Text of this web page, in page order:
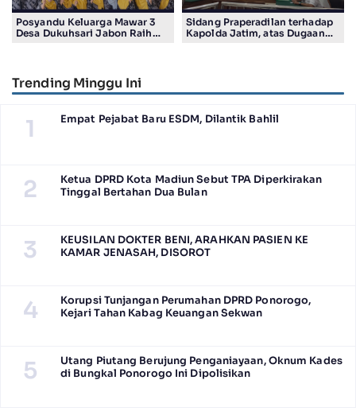
Posyandu Keluarga Mawar 3
Desa Dukuhsari Jabon Raih
Sidang Praperadilan terhadap
Kapolda Jatim, atas Dugaan
Trending Minggu Ini
1 Empat Pejabat Baru ESDM, Dilantik Bahlil
2
Ketua DPRD Kota Madiun Sebut TPA Diperkirakan
Tinggal Bertahan Dua Bulan
3
KEUSILAN DOKTER BENI, ARAHKAN PASIEN KE
KAMAR JENASAH, DISOROT
4
Korupsi Tunjangan Perumahan DPRD Ponorogo,
Kejari Tahan Kabag Keuangan Sekwan
5
Utang Piutang Berujung Penganiayaan, Oknum Kades
di Bungkal Ponorogo Ini Dipolisikan